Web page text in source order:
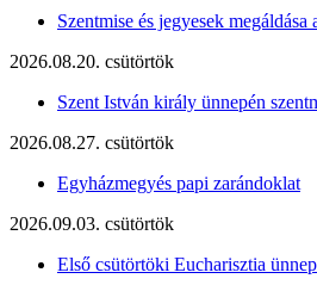
Szentmise és jegyesek
2026.08.20. csütörtök
Szent István király ünnepén
2026.08.27. csütörtök
Egyházmegyés papi zarándoklat
2026.09.03. csütörtök
Első csütörtöki Eucharisztia